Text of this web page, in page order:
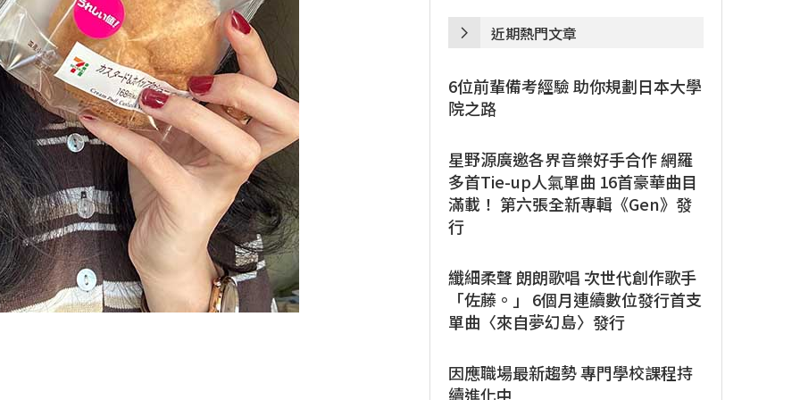
近期熱門文章
6位前輩備考經驗 助你規劃日本大學
院之路
星野源廣邀各界音樂好手合作 網羅
多首Tie-up人氣單曲 16首豪華曲目
滿載！ 第六張全新專輯《Gen》發
行
纖細柔聲 朗朗歌唱 次世代創作歌手
「佐藤。」 6個月連續數位發行首支
單曲〈來自夢幻島〉發行
因應職場最新趨勢 專門學校課程持
續進化中